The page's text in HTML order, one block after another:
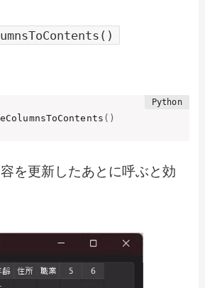
( )
を更新したあとに呼ぶと効